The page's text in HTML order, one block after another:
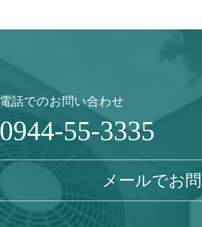
電話でのお問い合わせ
0944-55-3335
メールでお